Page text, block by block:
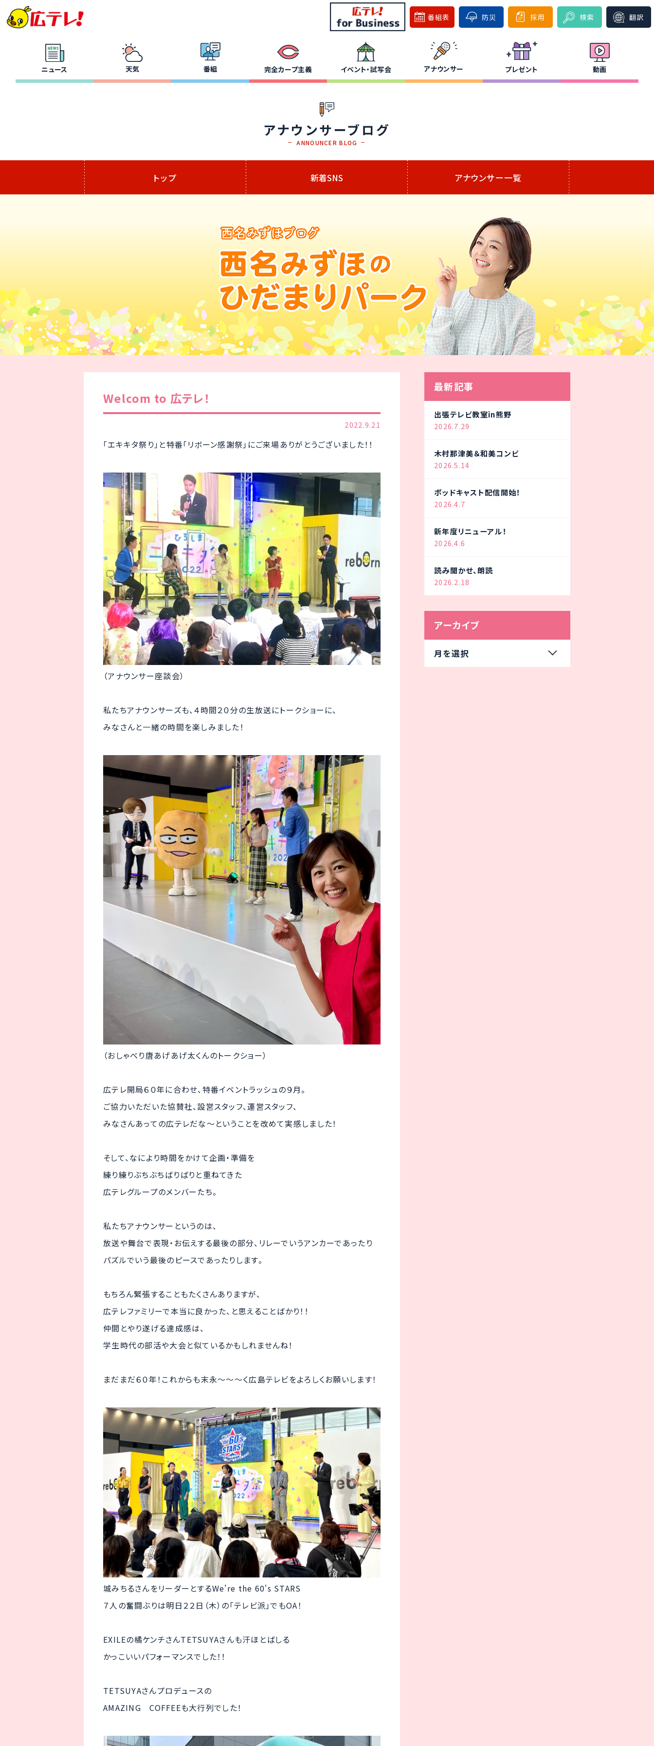
番組表 防災 採用 検索 翻訳
ニュース 天気 番組 完全カープ主義 イベント・試写会 アナウンサー プレゼント 動画
アナウンサーブログ
ANNOUNCER BLOG
トップ 新着SNS アナウンサー一覧
Welcom to 広テレ！
2022.9.21
「エキキタ祭り」と特番「リボーン感謝祭」にご来場ありがとうございました！！
（アナウンサー座談会）
私たちアナウンサーズも、４時間２０分の生放送にトークショーに、
みなさんと一緒の時間を楽しみました！
（おしゃべり唐あげあげ太くんのトークショー）
広テレ開局６０年に合わせ、特番イベントラッシュの９月。
ご協力いただいた協賛社、設営スタッフ、運営スタッフ、
みなさんあっての広テレだな～ということを改めて実感しました！
そして、なにより時間をかけて企画・準備を
練り練りぶちぶちばりばりと重ねてきた
広テレグループのメンバーたち。
私たちアナウンサーというのは、
放送や舞台で表現・お伝えする最後の部分、リレーでいうアンカーであったり
パズルでいう最後のピースであったりします。
もちろん緊張することもたくさんありますが、
広テレファミリーで本当に良かった、と思えることばかり！！
仲間とやり遂げる達成感は、
学生時代の部活や大会と似ているかもしれませんね！
まだまだ６０年！これからも末永～～～く広島テレビをよろしくお願いします！
城みちるさんをリーダーとするWe're the 60's STARS
７人の奮闘ぶりは明日２２日（木）の「テレビ派」でもOA！
EXILEの橘ケンチさんTETSUYAさんも汗ほとばしる
かっこいいパフォーマンスでした！！
TETSUYAさんプロデュースの
AMAZING COFFEEも大行列でした！
最新記事
出張テレビ教室in熊野
2026.7.29
木村那津美＆和美コンビ
2026.5.14
ポッドキャスト配信開始！
2026.4.7
新年度リニューアル！
2026.4.6
読み聞かせ、朗読
2026.2.18
アーカイブ
月を選択